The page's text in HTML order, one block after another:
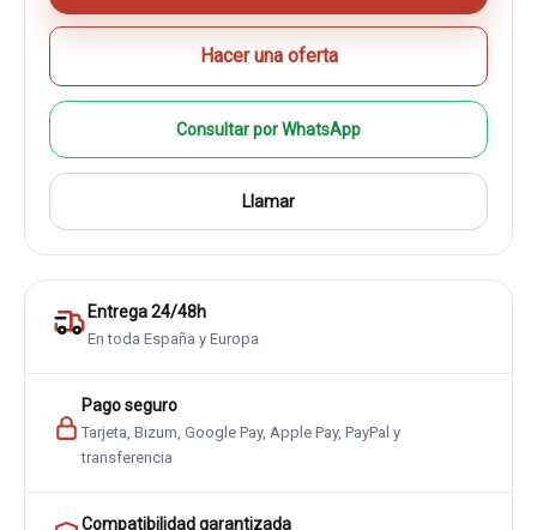
Hacer una oferta
Consultar por WhatsApp
Llamar
Entrega 24/48h
En toda España y Europa
Pago seguro
Tarjeta, Bizum, Google Pay, Apple Pay, PayPal y
transferencia
Compatibilidad garantizada